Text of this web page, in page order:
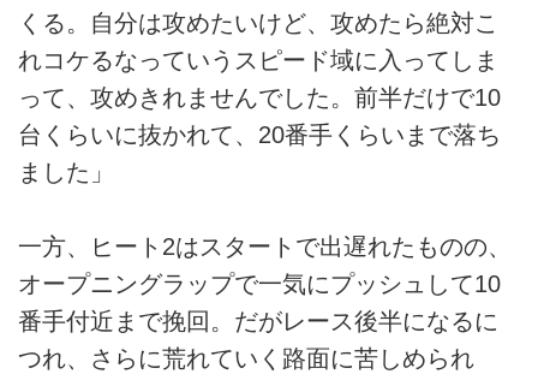
くる。自分は攻めたいけど、攻めたら絶対こ
れコケるなっていうスピード域に入ってしま
って、攻めきれませんでした。前半だけで10
台くらいに抜かれて、20番手くらいまで落ち
ました」
一方、ヒート2はスタートで出遅れたものの、
オープニングラップで一気にプッシュして10
番手付近まで挽回。だがレース後半になるに
つれ、さらに荒れていく路面に苦しめられ